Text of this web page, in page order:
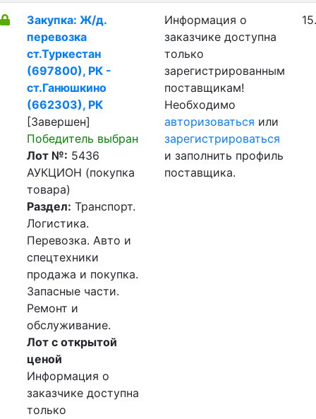
Закупка: Ж/д.
перевозка
ст.Туркестан
(697800), РК -
ст.Ганюшкино
(662303), РК
[Завершен]
Победитель выбран
Лот №: 5436
АУКЦИОН (покупка
товара)
Раздел: Транспорт.
Логистика.
Перевозка. Авто и
спецтехники
продажа и покупка.
Запасные части.
Ремонт и
обслуживание.
Лот с открытой
ценой
Информация о
заказчике доступна
только
Информация о
заказчике доступна
только
зарегистрированным
поставщикам!
Необходимо
авторизоваться или
зарегистрироваться
и заполнить профиль
поставщика.